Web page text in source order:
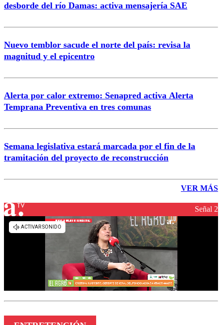
desborde del río Damas: activa mensajería SAE
Nuevo temblor sacude el norte del país: revisa la
magnitud y el epicentro
Alerta por calor extremo: Senapred activa Alerta
Temprana Preventiva en tres comunas
Semana legislativa estará marcada por el fin de la
tramitación del proyecto de reconstrucción
VER MÁS
Señal 2